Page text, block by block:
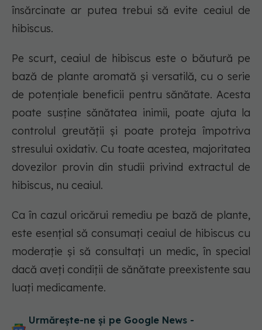
însărcinate ar putea trebui să evite ceaiul de
hibiscus.
Pe scurt, ceaiul de hibiscus este o băutură pe
bază de plante aromată și versatilă, cu o serie
de potențiale beneficii pentru sănătate. Acesta
poate susține sănătatea inimii, poate ajuta la
controlul greutății și poate proteja împotriva
stresului oxidativ. Cu toate acestea, majoritatea
dovezilor provin din studii privind extractul de
hibiscus, nu ceaiul.
Ca în cazul oricărui remediu pe bază de plante,
este esențial să consumați ceaiul de hibiscus cu
moderație și să consultați un medic, în special
dacă aveți condiții de sănătate preexistente sau
luați medicamente.
Urmărește-ne și pe Google News -